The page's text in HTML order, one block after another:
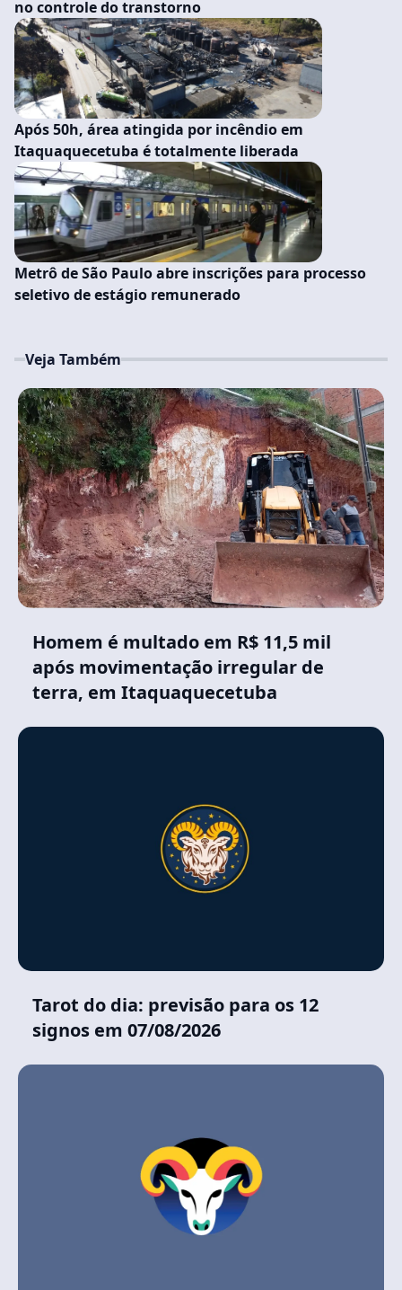
no controle do transtorno
Após 50h, área atingida por incêndio em
Itaquaquecetuba é totalmente liberada
Metrô de São Paulo abre inscrições para processo
seletivo de estágio remunerado
Veja Também
Homem é multado em R$ 11,5 mil
após movimentação irregular de
terra, em Itaquaquecetuba
Tarot do dia: previsão para os 12
signos em 07/08/2026